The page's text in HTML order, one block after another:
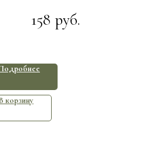
158 руб.
корзину